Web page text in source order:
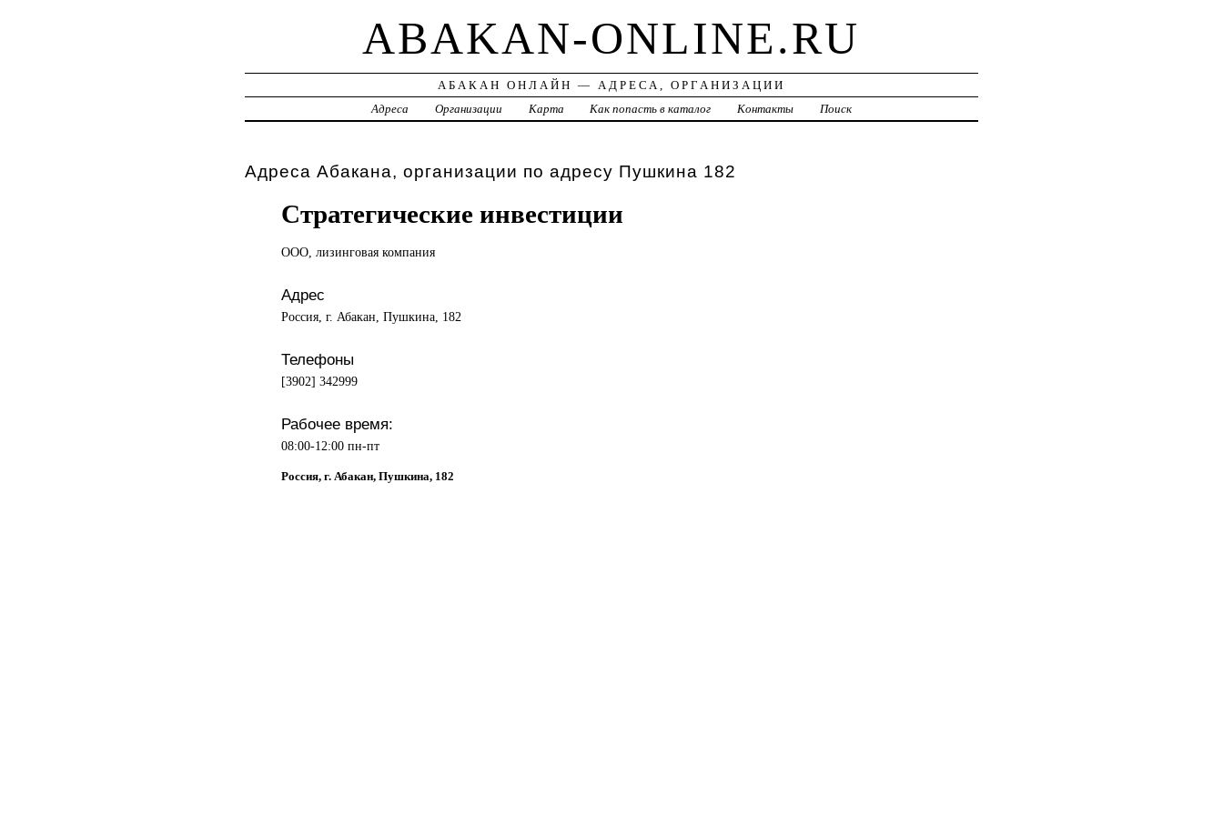
ABAKAN-ONLINE.RU
АБАКАН ОНЛАЙН — АДРЕСА, ОРГАНИЗАЦИИ
Адреса
Организации Карта Как попасть в каталог Контакты Поиск
Адреса Абакана, организации по адресу Пушкина 182
Стратегические инвестиции
ООО, лизинговая компания
Адрес
Россия, г. Абакан, Пушкина, 182
Телефоны
[3902] 342999
Рабочее время:
08:00-12:00 пн-пт
Россия, г. Абакан, Пушкина, 182